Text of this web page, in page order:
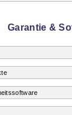
Garantie &